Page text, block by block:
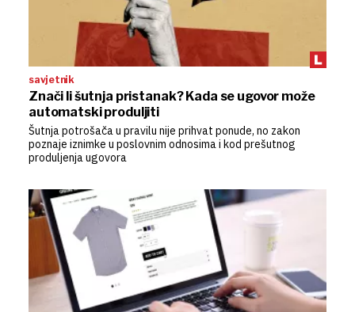
savjetnik
Znači li šutnja pristanak? Kada se ugovor može
automatski produljiti
Šutnja potrošača u pravilu nije prihvat ponude, no zakon
poznaje iznimke u poslovnim odnosima i kod prešutnog
produljenja ugovora